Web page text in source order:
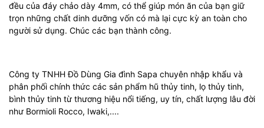
đều của đáy chảo dày 4mm, có thể giúp món ăn của bạn giữ
trọn những chất dinh dưỡng vốn có mà lại cực kỳ an toàn cho
người sử dụng. Chúc các bạn thành công.
Công ty TNHH Đồ Dùng Gia đình Sapa chuyên nhập khẩu và
phân phối chính thức các sản phẩm hũ thủy tinh, lọ thủy tinh,
bình thủy tinh từ thương hiệu nổi tiếng, uy tín, chất lượng lâu đời
như Bormioli Rocco, Iwaki,....